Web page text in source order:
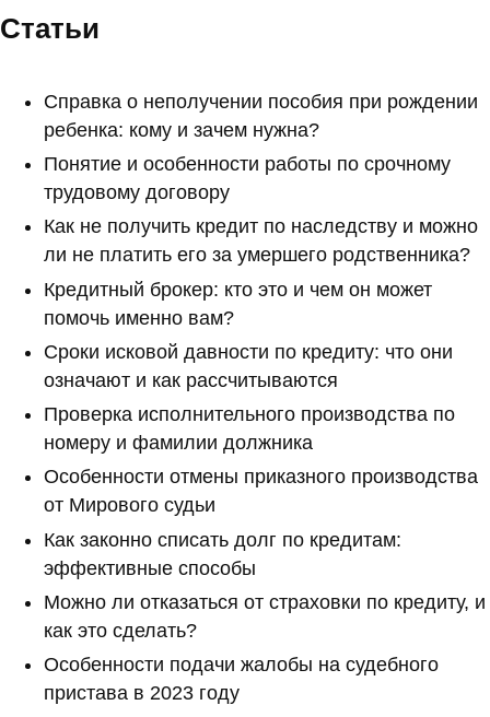
Статьи
Справка о неполучении пособия при рождении
ребенка: кому и зачем нужна?
Понятие и особенности работы по срочному
трудовому договору
Как не получить кредит по наследству и можно
ли не платить его за умершего родственника?
Кредитный брокер: кто это и чем он может
помочь именно вам?
Сроки исковой давности по кредиту: что они
означают и как рассчитываются
Проверка исполнительного производства по
номеру и фамилии должника
Особенности отмены приказного производства
от Мирового судьи
Как законно списать долг по кредитам:
эффективные способы
Можно ли отказаться от страховки по кредиту, и
как это сделать?
Особенности подачи жалобы на судебного
пристава в 2023 году